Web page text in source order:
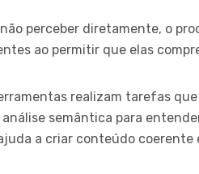
não perceber diretamente, o
ao permitir que elas
realizam tarefas
semântica para
a criar conteúdo